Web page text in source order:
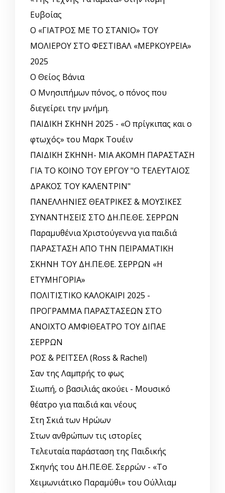
Ευβοίας
Ο «ΓΙΑΤΡΟΣ ΜΕ ΤΟ ΣΤΑΝΙΟ» ΤΟΥ
ΜΟΛΙΕΡΟΥ ΣΤΟ ΦΕΣΤΙΒΑΛ «ΜΕΡΚΟΥΡΕΙΑ»
2025
Ο Θείος Βάνια
Ο Μνησιπήμων πόνος, ο πόνος που
διεγείρει την μνήμη.
ΠΑΙΔΙΚΗ ΣΚΗΝΗ 2025 - «Ο πρίγκιπας και ο
φτωχός» του Μαρκ Τουέιν
ΠΑΙΔΙΚΗ ΣΚΗΝΗ- ΜΙΑ ΑΚΟΜΗ ΠΑΡΑΣΤΑΣΗ
ΓΙΑ ΤΟ ΚΟΙΝΟ ΤΟΥ ΕΡΓΟΥ "Ο ΤΕΛΕΥΤΑΙΟΣ
ΔΡΑΚΟΣ ΤΟΥ ΚΑΛΕΝΤΡΙΝ"
ΠΑΝΕΛΛΗΝΙΕΣ ΘΕΑΤΡΙΚΕΣ & ΜΟΥΣΙΚΕΣ
ΣΥΝΑΝΤΗΣΕΙΣ ΣΤΟ ΔΗ.ΠΕ.ΘΕ. ΣΕΡΡΩΝ
Παραμυθένια Χριστούγεννα για παιδιά
ΠΑΡΑΣΤΑΣΗ ΑΠΟ ΤΗΝ ΠΕΙΡΑΜΑΤΙΚΗ
ΣΚΗΝΗ ΤΟΥ ΔΗ.ΠΕ.ΘΕ. ΣΕΡΡΩΝ «Η
ΕΤΥΜΗΓΟΡΙΑ»
ΠΟΛΙΤΙΣΤΙΚΟ ΚΑΛΟΚΑΙΡΙ 2025 -
ΠΡΟΓΡΑΜΜΑ ΠΑΡΑΣΤΑΣΕΩΝ ΣΤΟ
ΑΝΟΙΧΤΟ ΑΜΦΙΘΕΑΤΡΟ ΤΟΥ ΔΙΠΑΕ
ΣΕΡΡΩΝ
ΡΟΣ & ΡΕΪΤΣΕΛ (Ross & Rachel)
Σαν της Λαμπρής το φως
Σιωπή, ο βασιλιάς ακούει - Μουσικό
θέατρο για παιδιά και νέους
Στη Σκιά των Ηρώων
Στων ανθρώπων τις ιστορίες
Τελευταία παράσταση της Παιδικής
Σκηνής του ΔΗ.ΠΕ.ΘΕ. Σερρών - «Το
Χειμωνιάτικο Παραμύθι» του Ούλλιαμ